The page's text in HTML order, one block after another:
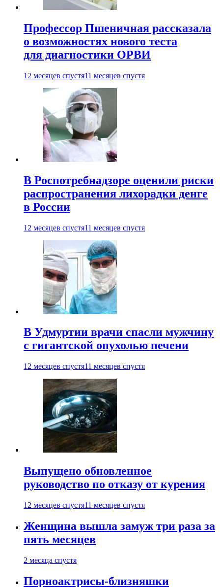
Профессор Пшеничная рассказала
о возможностях нового теста
для диагностики ОРВИ
12 месяцев спустя11 месяцев спустя
В Роспотребнадзоре оценили риски
распространения лихорадки денге
в России
12 месяцев спустя11 месяцев спустя
В Удмуртии врачи спасли мужчину
с гигантской опухолью печени
12 месяцев спустя11 месяцев спустя
Выпущено обновленное
руководство по отказу от курения
12 месяцев спустя11 месяцев спустя
Женщина вышла замуж три раза за
пять месяцев
2 месяца спустя
Порноактрисы-близняшки